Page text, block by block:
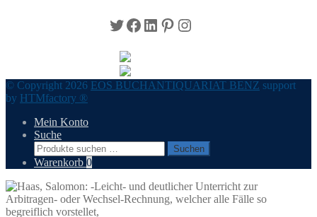
Twitter
Facebook
LinkedIn
Pinterest
Instagram
© Copyright 2026 EOS BUCHANTIQUARIAT BENZ support
by HTMfactory ®
Mein Konto
Suche
Suchen
nach:
Suchen
Warenkorb 0